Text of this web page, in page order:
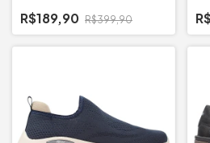
R$189,90 R$399,90